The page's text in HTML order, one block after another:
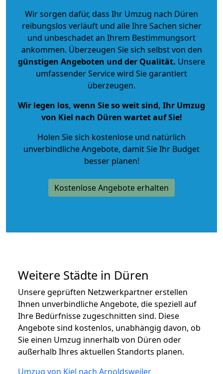
Wir sorgen dafür, dass Ihr Umzug nach Düren
reibungslos verläuft und alle Ihre Sachen sicher
und unbeschadet an Ihrem Bestimmungsort
ankommen. Überzeugen Sie sich selbst von den
günstigen Angeboten und der Qualität. Unsere
umfassender Service wird Sie garantiert
überzeugen.
Wir legen los, wenn Sie so weit sind, Ihr Umzug
von Kiel nach Düren wartet auf Sie!
Holen Sie sich kostenlose und natürlich
unverbindliche Angebote, damit Sie Ihr Budget
besser planen!
Kostenlose Angebote erhalten
Weitere Städte in Düren
Unsere geprüften Netzwerkpartner erstellen
Ihnen unverbindliche Angebote, die speziell auf
Ihre Bedürfnisse zugeschnitten sind. Diese
Angebote sind kostenlos, unabhängig davon, ob
Sie einen Umzug innerhalb von Düren oder
außerhalb Ihres aktuellen Standorts planen.
Umzug von Kiel nach Arnoldsweiler